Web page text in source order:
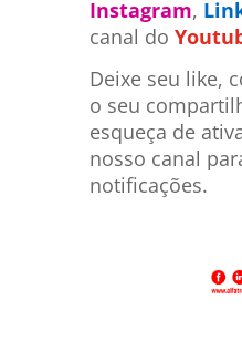
Instagram,
canal do
Deixe seu like,
o seu
esqueça de
nosso canal
notificações.